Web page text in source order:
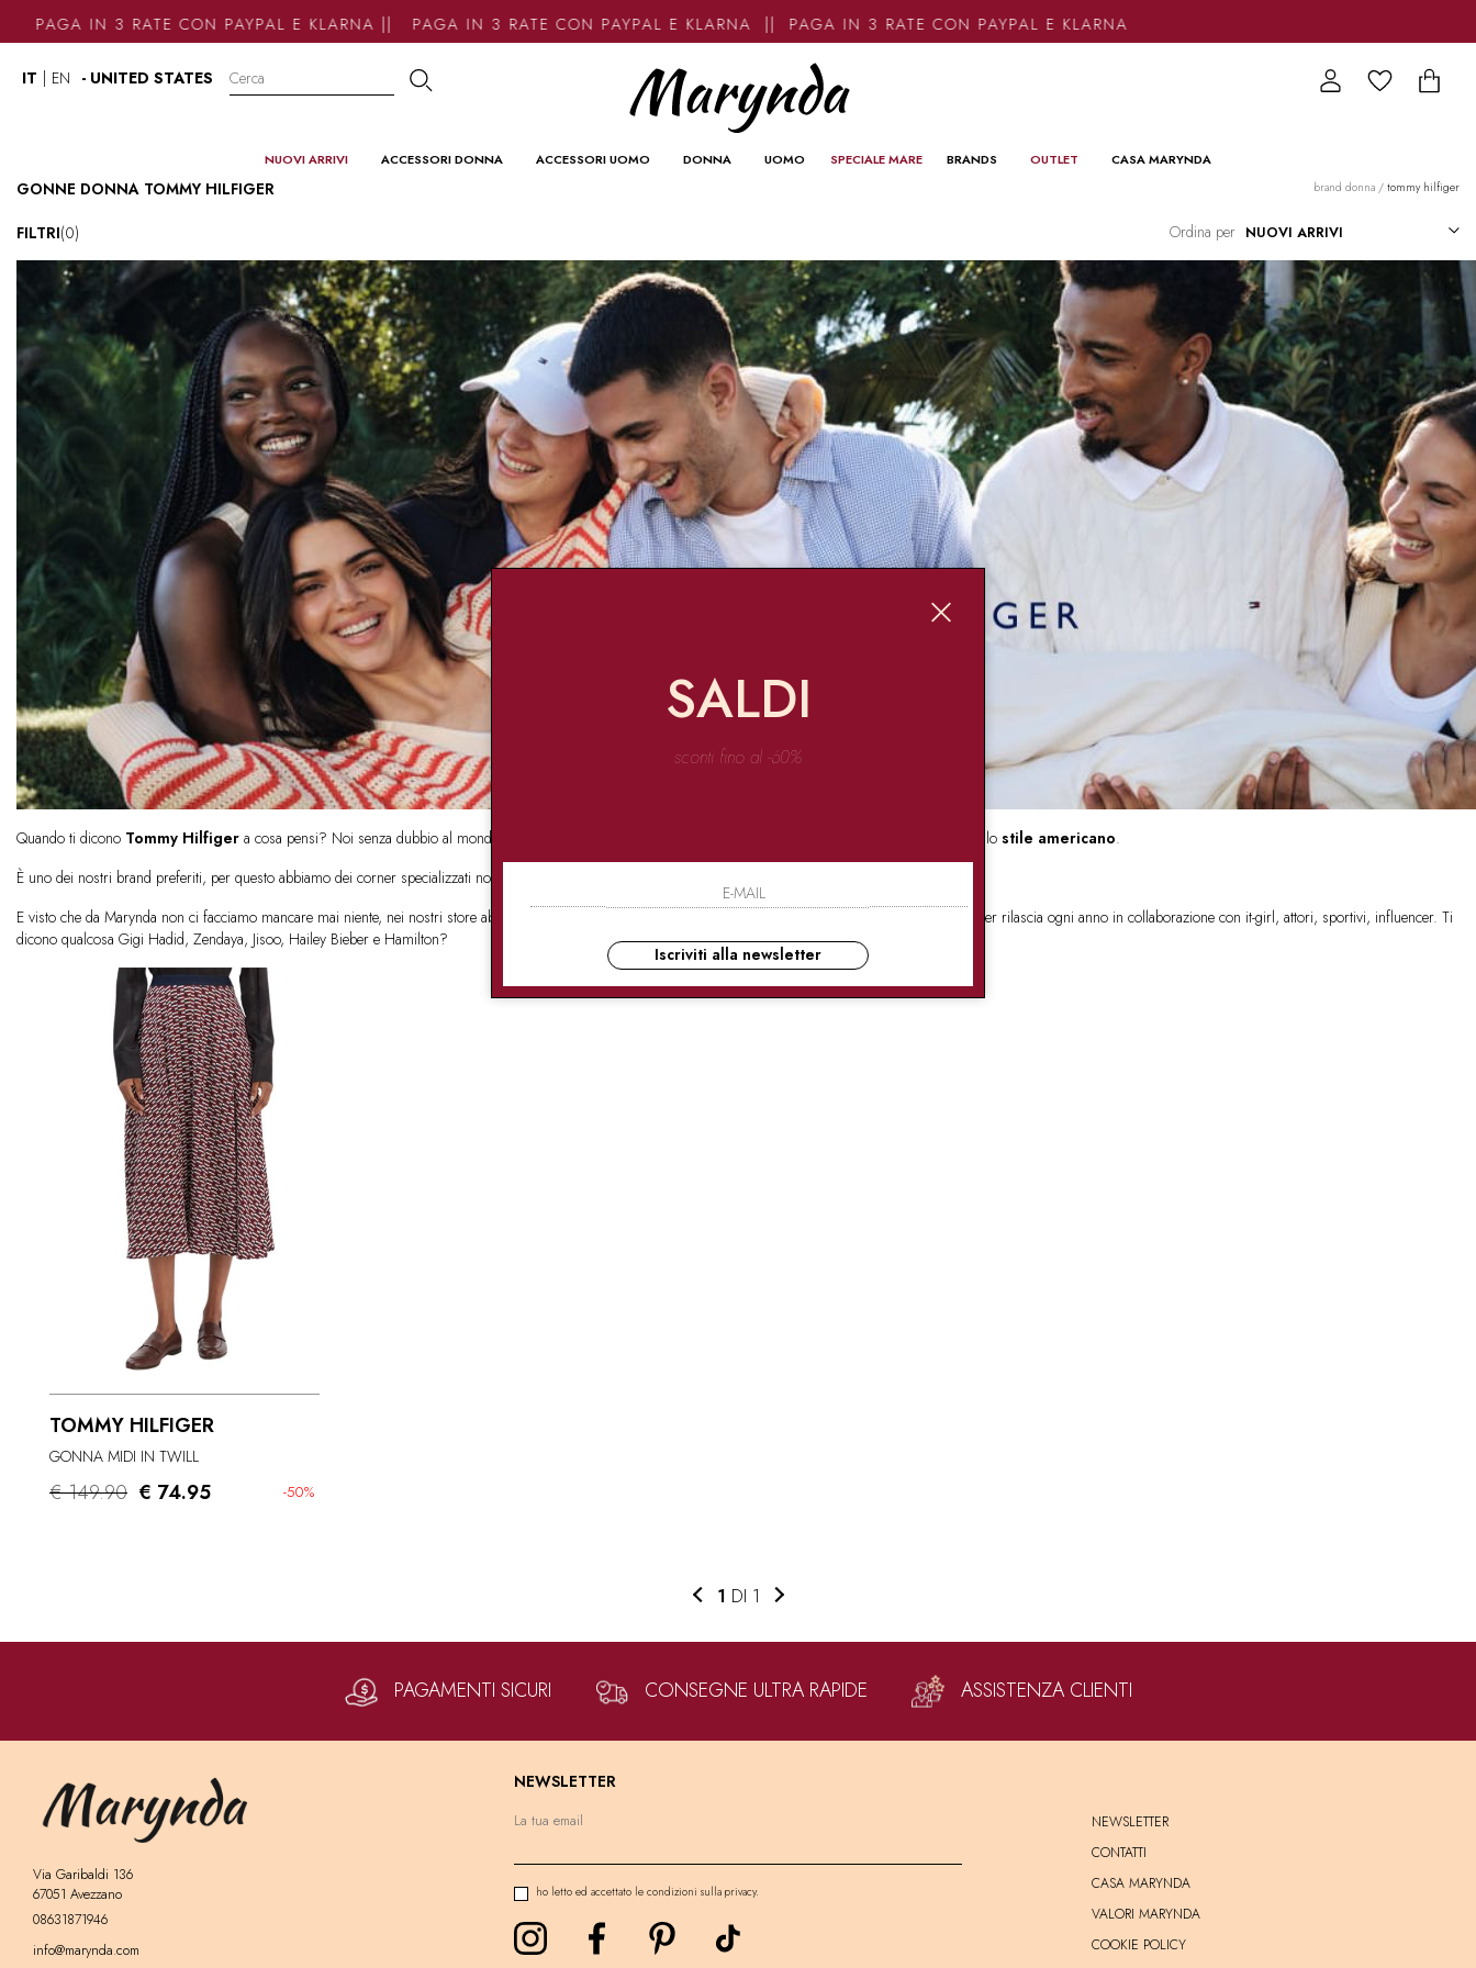
IN 3 RATE CON PAYPAL E KLARNA || PAGA IN 3 RATE CON PAYPAL E KLARNA || PAGA IN 3 RATE CON PAYPAL E KLARNA
IT EN - UNITED STATES
NUOVI ARRIVI ACCESSORI DONNA ACCESSORI UOMO DONNA UOMO SPECIALE MARE BRANDS OUTLET CASA MARYNDA
GONNE DONNA TOMMY HILFIGER brand donna / tommy hilfiger
FILTRI(0) Ordina per
Quando ti dicono Tommy Hilfiger a cosa pensi? Noi senza dubbio al mondo Insomma la quintessenza dello stile americano.
È uno dei nostri brand preferiti, per questo abbiamo dei corner specializzati non solo nelle prime linee uomo donna, ma anche in quelle accessori e footwear.
E visto che da Marynda non ci facciamo mancare mai niente, nei nostri store abbiamo anche tutte le
che Tommy Hilfiger rilascia ogni anno in collaborazione con it-girl, attori, sportivi, influencer. Ti
dicono qualcosa Gigi Hadid, Zendaya, Jisoo, Hailey Bieber e Hamilton?
TOMMY HILFIGER
GONNA MIDI IN TWILL
€ 149.90 -50%
€ 74.95
1 DI 1
PAGAMENTI SICURI CONSEGNE ULTRA RAPIDE ASSISTENZA CLIENTI
Via Garibaldi 136
67051 Avezzano
08631871946
info@marynda.com
NEWSLETTER
ho letto ed accettato le condizioni sulla privacy.
NEWSLETTER
CONTATTI
CASA MARYNDA
VALORI MARYNDA
COOKIE POLICY
SALDI
sconti fino al -60%
Iscriviti alla newsletter